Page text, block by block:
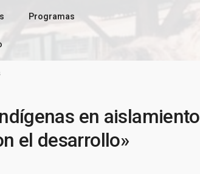
Programas
en aislamiento
el desarrollo»